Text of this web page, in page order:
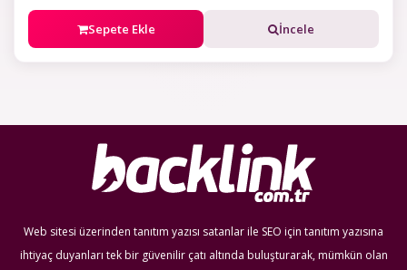
Sepete Ekle İncele
Web sitesi üzerinden tanıtım yazısı satanlar ile SEO için tanıtım yazısına
ihtiyaç duyanları tek bir güvenilir çatı altında buluşturarak, mümkün olan